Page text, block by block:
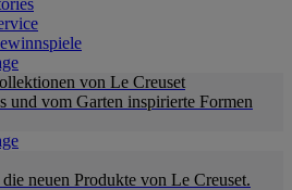
von Le Creuset
und vom Garten inspirierte Formen
neuen Produkte von Le Creuset.